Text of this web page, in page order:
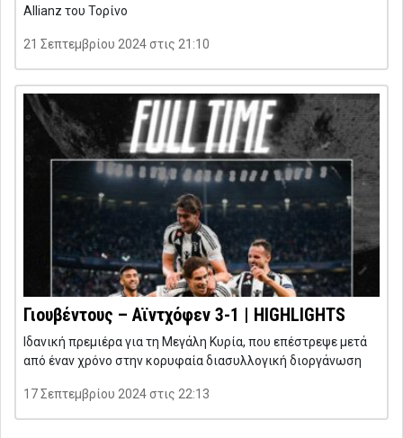
Allianz του Τορίνο
21 Σεπτεμβρίου 2024 στις 21:10
Γιουβέντους – Αϊντχόφεν 3-1 | HIGHLIGHTS
Ιδανική πρεμιέρα για τη Μεγάλη Κυρία, που επέστρεψε μετά
από έναν χρόνο στην κορυφαία διασυλλογική διοργάνωση
17 Σεπτεμβρίου 2024 στις 22:13